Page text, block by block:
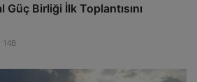
Güç Birliği İlk Toplantısını
14B